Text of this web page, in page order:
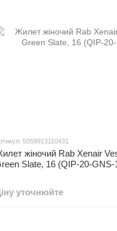
5059913110431
жіночий Rab Xenair
Slate, 16 (QIP-20-GNS-
уточнюйте